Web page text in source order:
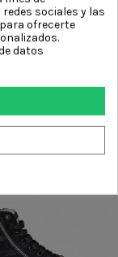
con cordones
sociales y las
ofrecerte
datos